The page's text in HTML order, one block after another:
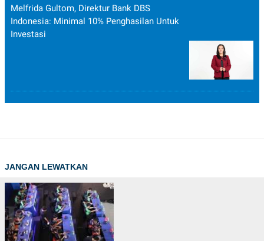
Melfrida Gultom, Direktur Bank DBS
Indonesia: Minimal 10% Penghasilan Untuk
Investasi
JANGAN LEWATKAN